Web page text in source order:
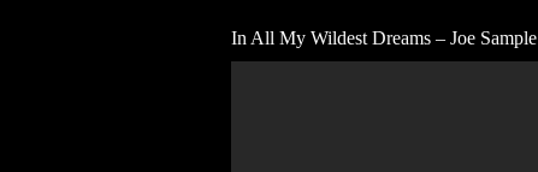
In All My Wildest Dreams – Joe Sample